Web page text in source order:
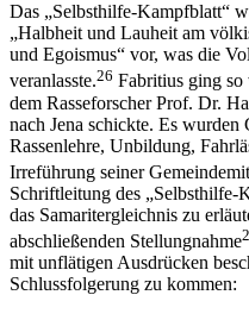
Das „Selbsthilfe-Kampfblatt“
„Halbheit und Lauheit am
und Egoismus“ vor, was die
veranlasste.26 Fabritius ging so
dem Rasseforscher Prof. Dr.
nach Jena schickte. Es
Rassenlehre, Unbildung,
Irreführung seiner
Schriftleitung des „Selbsthilfe-
das Samaritergleichnis zu
abschließenden Stellungnahme
mit unflätigen Ausdrücken
Schlussfolgerung zu kommen: